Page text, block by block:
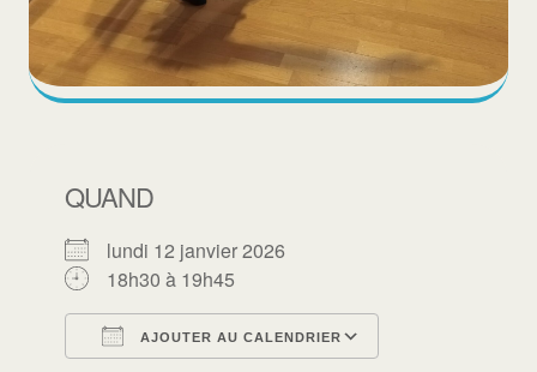
QUAND
lundi 12 janvier 2026
18h30 à 19h45
AJOUTER AU CALENDRIER